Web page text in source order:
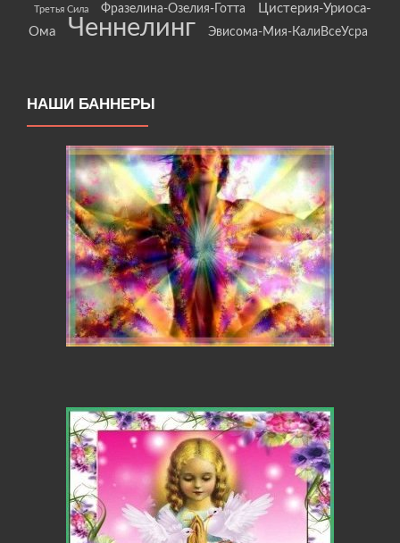
Третья Сила Фразелина-Озелия-Готта
Цистерия-Уриоса-
Ома
Ченнелинг Эвисома-Мия-КалиВсеУсра
НАШИ БАННЕРЫ